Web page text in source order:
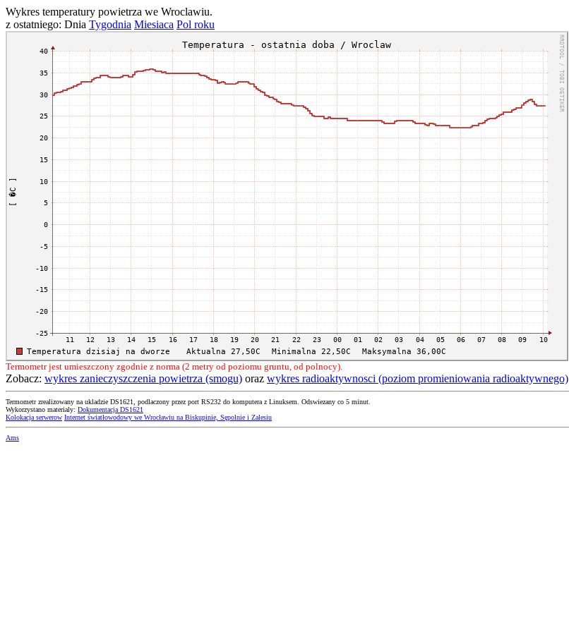
Wykres temperatury powietrza we Wroclawiu.
z ostatniego: Dnia Tygodnia Miesiaca Pol roku
Termometr jest umieszczony zgodnie z norma (2 metry od poziomu gruntu, od polnocy).
Zobacz: wykres zanieczyszczenia powietrza (smogu) oraz wykres radioaktywnosci (poziom promieniowania radioaktywnego)
Termometr zrealizowany na ukladzie DS1621, podlaczony przez port RS232 do komputera z Linuksem. Odswiezany co 5 minut.
Wykorzystano materialy: Dokumentacja DS1621
Kolokacja serwerow Internet światłowodowy we Wrocławiu na Biskupinie, Sępolnie i Zalesiu
Ams